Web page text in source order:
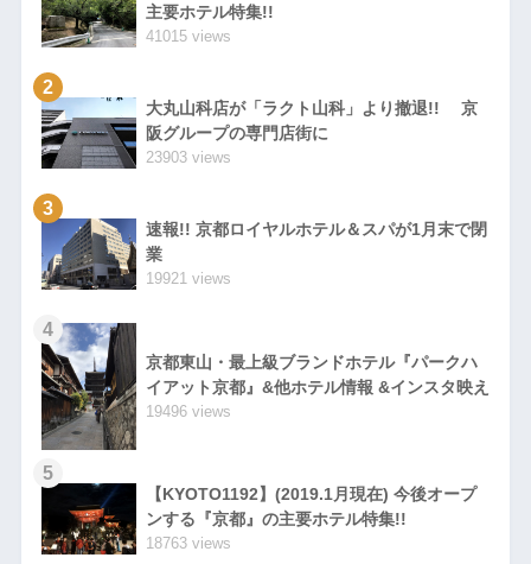
主要ホテル特集!!
41015 views
2
大丸山科店が「ラクト山科」より撤退!! 京
阪グループの専門店街に
23903 views
3
速報!! 京都ロイヤルホテル＆スパが1月末で閉
業
19921 views
4
京都東山・最上級ブランドホテル『パークハ
イアット京都』&他ホテル情報 &インスタ映え
19496 views
5
【KYOTO1192】(2019.1月現在) 今後オープ
ンする『京都』の主要ホテル特集!!
18763 views